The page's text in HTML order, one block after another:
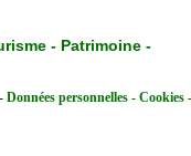
- Patrimoine -
Données personnelles - Cookies